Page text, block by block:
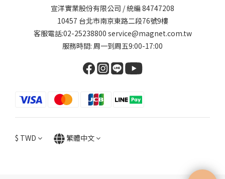
宣洋實業股份有限公司 / 統編 84747208
10457 台北市南京東路二段76號9樓
客服電話:02-25238800 service@magnet.com.tw
服務時間: 周一到周五9:00-17:00
$ TWD 繁體中文